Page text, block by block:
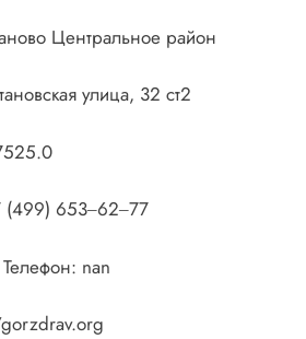
Центральное район
улица, 32 ст2
(499) 653‒62‒77
nan